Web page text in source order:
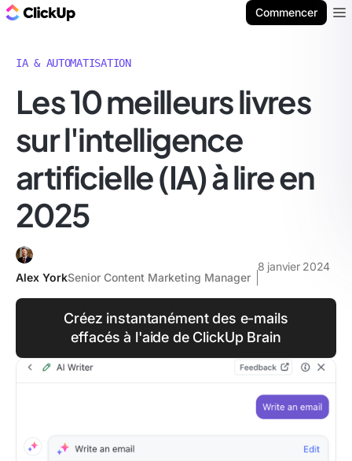
Commencer
IA & AUTOMATISATION
Les 10 meilleurs livres
sur l'intelligence
artificielle (IA) à lire en
2025
Alex YorkSenior Content Marketing Manager
8 janvier 2024
Créez instantanément des e-mails
effacés à l'aide de ClickUp Brain